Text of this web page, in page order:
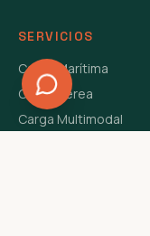
SERVICIOS
Carga Marítima
Carga Aérea
Carga Multimodal